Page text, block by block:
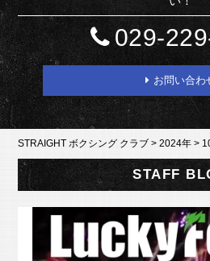
029-
お問い合わ
STRAIGHT ボクシング クラブ >2024年 >
STAFF